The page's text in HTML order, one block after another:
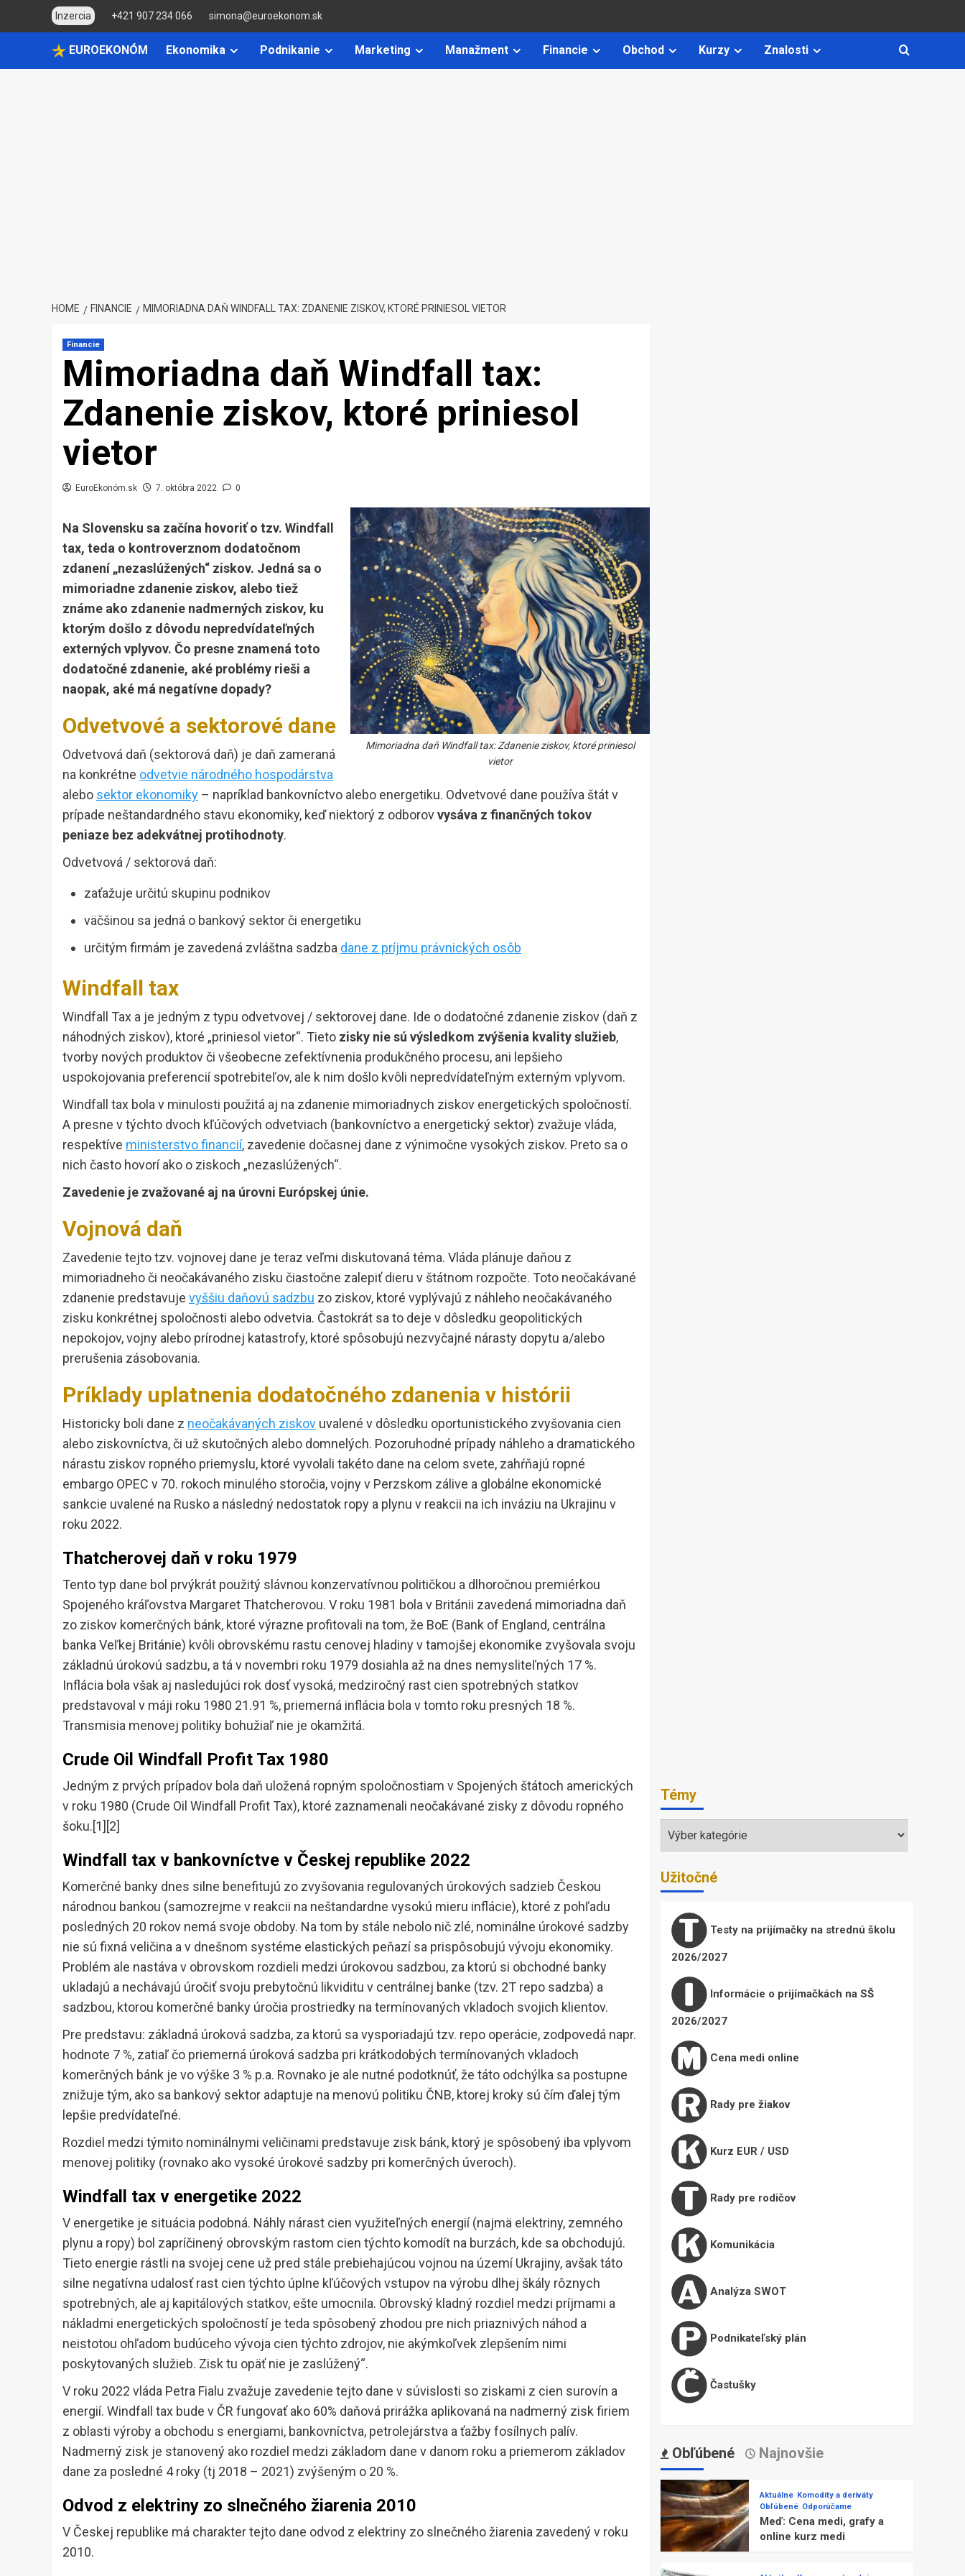
Inzercia +421 907 234 066 simona@euroekonom.sk
EUROEKONÓM Ekonomika Podnikanie Marketing Manažment Financie Obchod Kurzy Znalosti
HOME FINANCIE MIMORIADNA DAŇ WINDFALL TAX: ZDANENIE ZISKOV, KTORÉ PRINIESOL VIETOR
Financie
Mimoriadna daň Windfall tax:
Zdanenie ziskov, ktoré priniesol
vietor
EuroEkonóm.sk 7. októbra 2022 0
Mimoriadna daň Windfall tax: Zdanenie ziskov, ktoré priniesol
vietor
Na Slovensku sa začína hovoriť o tzv. Windfall
tax, teda o kontroverznom dodatočnom
zdanení „nezaslúžených“ ziskov. Jedná sa o
mimoriadne zdanenie ziskov, alebo tiež
známe ako zdanenie nadmerných ziskov, ku
ktorým došlo z dôvodu nepredvídateľných
externých vplyvov. Čo presne znamená toto
dodatočné zdanenie, aké problémy rieši a
naopak, aké má negatívne dopady?
Odvetvové a sektorové dane
Odvetvová daň (sektorová daň) je daň zameraná
na konkrétne odvetvie národného hospodárstva
alebo sektor ekonomiky – napríklad bankovníctvo alebo energetiku. Odvetvové dane používa štát v
prípade neštandardného stavu ekonomiky, keď niektorý z odborovvysáva z finančných tokov
peniaze bez adekvátnej protihodnoty.
Odvetvová / sektorová daň:
zaťažuje určitú skupinu podnikov
väčšinou sa jedná o bankový sektor či energetiku
určitým firmám je zavedená zvláštna sadzba dane z príjmu právnických osôb
Windfall tax
Windfall Tax a je jedným z typu odvetvovej / sektorovej dane. Ide o dodatočné zdanenie ziskov (daň z
náhodných ziskov), ktoré „priniesol vietor“. Tieto zisky nie sú výsledkom zvýšenia kvality služieb,
tvorby nových produktov či všeobecne zefektívnenia produkčného procesu, ani lepšieho
uspokojovania preferencií spotrebiteľov, ale k nim došlo kvôli nepredvídateľným externým vplyvom.
Windfall tax bola v minulosti použitá aj na zdanenie mimoriadnych ziskov energetických spoločností.
A presne v týchto dvoch kľúčových odvetviach (bankovníctvo a energetický sektor) zvažuje vláda,
respektíve ministerstvo financií, zavedenie dočasnej dane z výnimočne vysokých ziskov. Preto sa o
nich často hovorí ako o ziskoch „nezaslúžených“.
Zavedenie je zvažované aj na úrovni Európskej únie.
Vojnová daň
Zavedenie tejto tzv. vojnovej dane je teraz veľmi diskutovaná téma. Vláda plánuje daňou z
mimoriadneho či neočakávaného zisku čiastočne zalepiť dieru v štátnom rozpočte. Toto neočakávané
zdanenie predstavuje vyššiu daňovú sadzbu zo ziskov, ktoré vyplývajú z náhleho neočakávaného
zisku konkrétnej spoločnosti alebo odvetvia. Častokrát sa to deje v dôsledku geopolitických
nepokojov, vojny alebo prírodnej katastrofy, ktoré spôsobujú nezvyčajné nárasty dopytu a/alebo
prerušenia zásobovania.
Príklady uplatnenia dodatočného zdanenia v histórii
Historicky boli dane z neočakávaných ziskov uvalené v dôsledku oportunistického zvyšovania cien
alebo ziskovníctva, či už skutočných alebo domnelých. Pozoruhodné prípady náhleho a dramatického
nárastu ziskov ropného priemyslu, ktoré vyvolali takéto dane na celom svete, zahŕňajú ropné
embargo OPEC v 70. rokoch minulého storočia, vojny v Perzskom zálive a globálne ekonomické
sankcie uvalené na Rusko a následný nedostatok ropy a plynu v reakcii na ich inváziu na Ukrajinu v
roku 2022.
Thatcherovej daň v roku 1979
Tento typ dane bol prvýkrát použitý slávnou konzervatívnou političkou a dlhoročnou premiérkou
Spojeného kráľovstva Margaret Thatcherovou. V roku 1981 bola v Británii zavedená mimoriadna daň
zo ziskov komerčných bánk, ktoré výrazne profitovali na tom, že BoE (Bank of England, centrálna
banka Veľkej Británie) kvôli obrovskému rastu cenovej hladiny v tamojšej ekonomike zvyšovala svoju
základnú úrokovú sadzbu, a tá v novembri roku 1979 dosiahla až na dnes nemysliteľných 17 %.
Inflácia bola však aj nasledujúci rok dosť vysoká, medziročný rast cien spotrebných statkov
predstavoval v máji roku 1980 21.91 %, priemerná inflácia bola v tomto roku presných 18 %.
Transmisia menovej politiky bohužiaľ nie je okamžitá.
Crude Oil Windfall Profit Tax 1980
Jedným z prvých prípadov bola daň uložená ropným spoločnostiam v Spojených štátoch amerických
v roku 1980 (Crude Oil Windfall Profit Tax), ktoré zaznamenali neočakávané zisky z dôvodu ropného
šoku.[1][2]
Windfall tax v bankovníctve v Českej republike 2022
Komerčné banky dnes silne benefitujú zo zvyšovania regulovaných úrokových sadzieb Českou
národnou bankou (samozrejme v reakcii na neštandardne vysokú mieru inflácie), ktoré z pohľadu
posledných 20 rokov nemá svoje obdoby. Na tom by stále nebolo nič zlé, nominálne úrokové sadzby
nie sú fixná veličina a v dnešnom systéme elastických peňazí sa prispôsobujú vývoju ekonomiky.
Problém ale nastáva v obrovskom rozdieli medzi úrokovou sadzbou, za ktorú si obchodné banky
ukladajú a nechávajú úročiť svoju prebytočnú likviditu v centrálnej banke (tzv. 2T repo sadzba) a
sadzbou, ktorou komerčné banky úročia prostriedky na termínovaných vkladoch svojich klientov.
Pre predstavu: základná úroková sadzba, za ktorú sa vysporiadajú tzv. repo operácie, zodpovedá napr.
hodnote 7 %, zatiaľ čo priemerná úroková sadzba pri krátkodobých termínovaných vkladoch
komerčných bánk je vo výške 3 % p.a. Rovnako je ale nutné podotknúť, že táto odchýlka sa postupne
znižuje tým, ako sa bankový sektor adaptuje na menovú politiku ČNB, ktorej kroky sú čím ďalej tým
lepšie predvídateľné.
Rozdiel medzi týmito nominálnymi veličinami predstavuje zisk bánk, ktorý je spôsobený iba vplyvom
menovej politiky (rovnako ako vysoké úrokové sadzby pri komerčných úveroch).
Windfall tax v energetike 2022
V energetike je situácia podobná. Náhly nárast cien využiteľných energií (najmä elektriny, zemného
plynu a ropy) bol zapríčinený obrovským rastom cien týchto komodít na burzách, kde sa obchodujú.
Tieto energie rástli na svojej cene už pred stále prebiehajúcou vojnou na území Ukrajiny, avšak táto
silne negatívna udalosť rast cien týchto úplne kľúčových vstupov na výrobu dlhej škály rôznych
spotrebných, ale aj kapitálových statkov, ešte umocnila. Obrovský kladný rozdiel medzi príjmami a
nákladmi energetických spoločností je teda spôsobený zhodou pre nich priaznivých náhod a
neistotou ohľadom budúceho vývoja cien týchto zdrojov, nie akýmkoľvek zlepšením nimi
poskytovaných služieb. Zisk tu opäť nie je zaslúžený“.
V roku 2022 vláda Petra Fialu zvažuje zavedenie tejto dane v súvislosti so ziskami z cien surovín a
energií. Windfall tax bude v ČR fungovať ako 60% daňová prirážka aplikovaná na nadmerný zisk firiem
z oblasti výroby a obchodu s energiami, bankovníctva, petrolejárstva a ťažby fosílnych palív.
Nadmerný zisk je stanovený ako rozdiel medzi základom dane v danom roku a priemerom základov
dane za posledné 4 roky (tj 2018 – 2021) zvýšeným o 20 %.
Odvod z elektriny zo slnečného žiarenia 2010
V Českej republike má charakter tejto dane odvod z elektriny zo slnečného žiarenia zavedený v roku
2010.
Témy
Témy
Užitočné
Testy na prijímačky na strednú školu
2026/2027
Informácie o prijímačkách na SŠ
2026/2027
Cena medi online
Rady pre žiakov
Kurz EUR / USD
Rady pre rodičov
Komunikácia
Analýza SWOT
Podnikateľský plán
Častušky
Obľúbené Najnovšie
Aktuálne Komodity a deriváty
Obľúbené Odporúčame
Meď: Cena medi, grafy a
online kurz medi